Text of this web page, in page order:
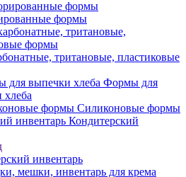
формы
тритановые, пластиковые
Формы для
хлеба
Силиконовые формы
Кондитерский
инвентарь